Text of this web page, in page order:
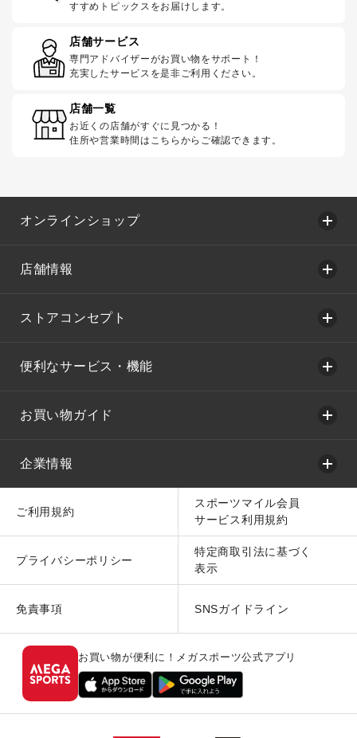
すすめトピックスをお届けします。
店舗サービス
専門アドバイザーがお買い物をサポート！
充実したサービスを是非ご利用ください。
店舗一覧
お近くの店舗がすぐに見つかる！
住所や営業時間はこちらからご確認できます。
オンラインショップ
店舗情報
ストアコンセプト
便利なサービス・機能
お買い物ガイド
企業情報
ご利用規約
スポーツマイル会員
サービス利用規約
プライバシーポリシー
特定商取引法に基づく
表示
免責事項 SNSガイドライン
お買い物が便利に！メガスポーツ公式アプリ